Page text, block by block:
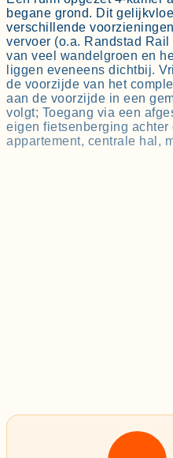
begane grond. Dit
verschillende
vervoer (o.a. Randstad
van veel wandelgroen en
liggen eveneens dichtbij.
de voorzijde van het
aan de voorzijde in een
volgt; Toegang via een
eigen fietsenberging
appartement, centrale hal,